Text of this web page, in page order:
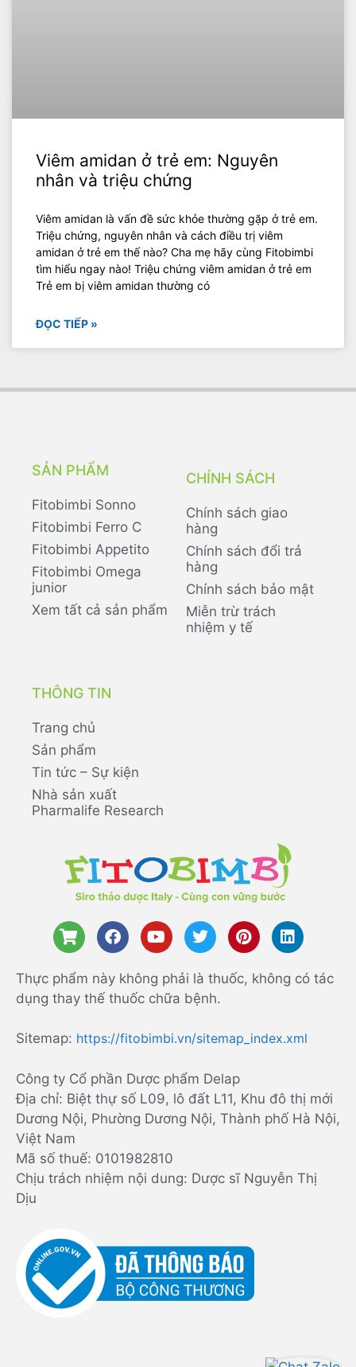
Viêm amidan ở trẻ em: Nguyên
nhân và triệu chứng
Viêm amidan là vấn đề sức khỏe thường gặp ở trẻ em.
Triệu chứng, nguyên nhân và cách điều trị viêm
amidan ở trẻ em thế nào? Cha mẹ hãy cùng Fitobimbi
tìm hiểu ngay nào! Triệu chứng viêm amidan ở trẻ em
Trẻ em bị viêm amidan thường có
ĐỌC TIẾP »
SẢN PHẨM
Fitobimbi Sonno
Fitobimbi Ferro C
Fitobimbi Appetito
Fitobimbi Omega
junior
Xem tất cả sản phẩm
CHÍNH SÁCH
Chính sách giao
hàng
Chính sách đổi trả
hàng
Chính sách bảo mật
Miễn trừ trách
nhiệm y tế
THÔNG TIN
Trang chủ
Sản phẩm
Tin tức – Sự kiện
Nhà sản xuất
Pharmalife Research
Thực phẩm này không phải là thuốc, không có tác
dụng thay thế thuốc chữa bệnh.
Sitemap: https://fitobimbi.vn/sitemap_index.xml
Công ty Cổ phần Dược phẩm Delap
Địa chỉ: Biệt thự số L09, lô đất L11, Khu đô thị mới
Dương Nội, Phường Dương Nội, Thành phố Hà Nội,
Việt Nam
Mã số thuế: 0101982810
Chịu trách nhiệm nội dung: Dược sĩ Nguyễn Thị
Dịu